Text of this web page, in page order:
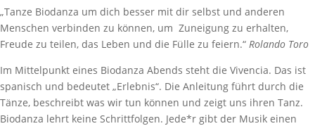
„Tanze Biodanza um dich besser mit dir selbst und anderen
Menschen verbinden zu können, um Zuneigung zu erhalten,
Freude zu teilen, das Leben und die Fülle zu feiern.“ Rolando Toro
Im Mittelpunkt eines Biodanza Abends steht die Vivencia. Das ist
spanisch und bedeutet „Erlebnis“. Die Anleitung führt durch die
Tänze, beschreibt was wir tun können und zeigt uns ihren Tanz.
Biodanza lehrt keine Schrittfolgen. Jede*r gibt der Musik einen